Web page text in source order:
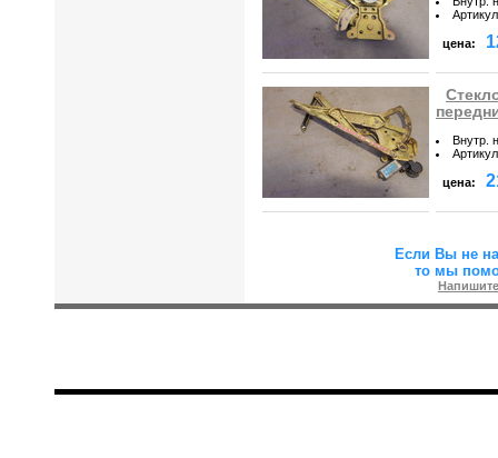
Артикул
цена:
Внутр.
Артикул
цена:
Если Вы не
то мы